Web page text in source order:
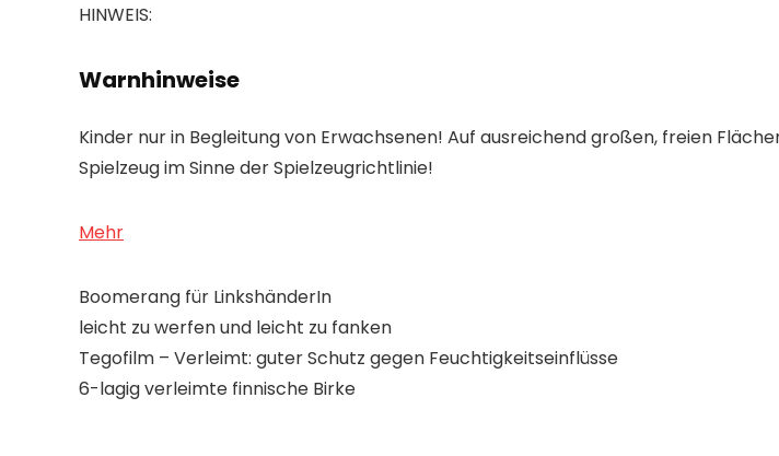
HINWEIS:
Warnhinweise
Kinder nur in Begleitung von Erwachsenen! Auf ausreichend großen, freien
Spielzeug im Sinne der Spielzeugrichtlinie!
Mehr
Boomerang für LinkshänderIn
leicht zu werfen und leicht zu fanken
Tegofilm – Verleimt: guter Schutz gegen Feuchtigkeitseinflüsse
6-lagig verleimte finnische Birke